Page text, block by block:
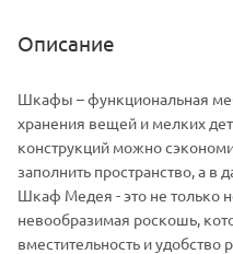
Описание
Шкафы – функциональная
хранения вещей и мелких
конструкций можно
заполнить пространство, а в
Шкаф Медея - это не только
невообразимая роскошь,
вместительность и